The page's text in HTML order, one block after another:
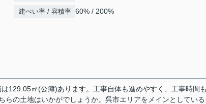
建ぺい率 / 容積率 60% / 200%
129.05㎡(公簿)あります。工事自体も進めやすく、工事時間
の土地はいかがでしょうか。呉市エリアをメインとしてい